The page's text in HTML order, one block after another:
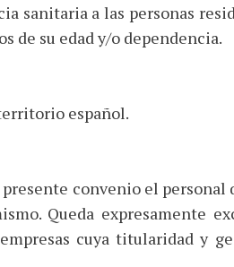
sanitaria a las personas
de su edad y/o dependencia.
español.
convenio el personal
Queda expresamente
cuya titularidad y